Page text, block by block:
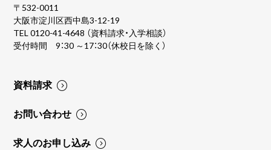
〒532-0011
大阪市淀川区西中島3-12-19
TEL0120-41-4648 （資料請求・入学相談）
受付時間 9：30 ～17：30（休校日を除く）
資料請求
お問い合わせ
求人のお申し込み